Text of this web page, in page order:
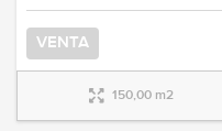
VENTA
150,00 m2